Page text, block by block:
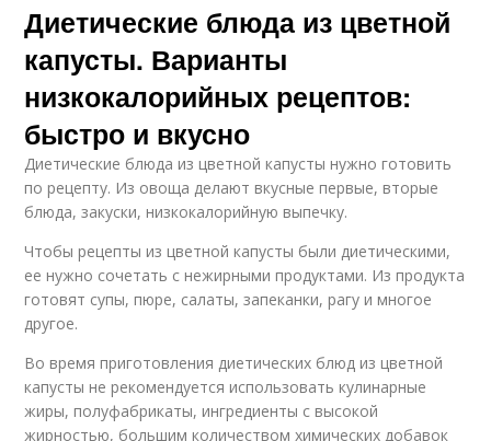
Диетические блюда из цветной
капусты. Варианты
низкокалорийных рецептов:
быстро и вкусно
Диетические блюда из цветной капусты нужно готовить
по рецепту. Из овоща делают вкусные первые, вторые
блюда, закуски, низкокалорийную выпечку.
Чтобы рецепты из цветной капусты были диетическими,
ее нужно сочетать с нежирными продуктами. Из продукта
готовят супы, пюре, салаты, запеканки, рагу и многое
другое.
Во время приготовления диетических блюд из цветной
капусты не рекомендуется использовать кулинарные
жиры, полуфабрикаты, ингредиенты с высокой
жирностью, большим количеством химических добавок